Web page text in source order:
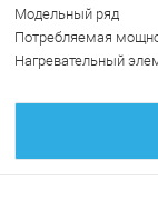
Модельный ряд
Потребляемая
Нагревательный